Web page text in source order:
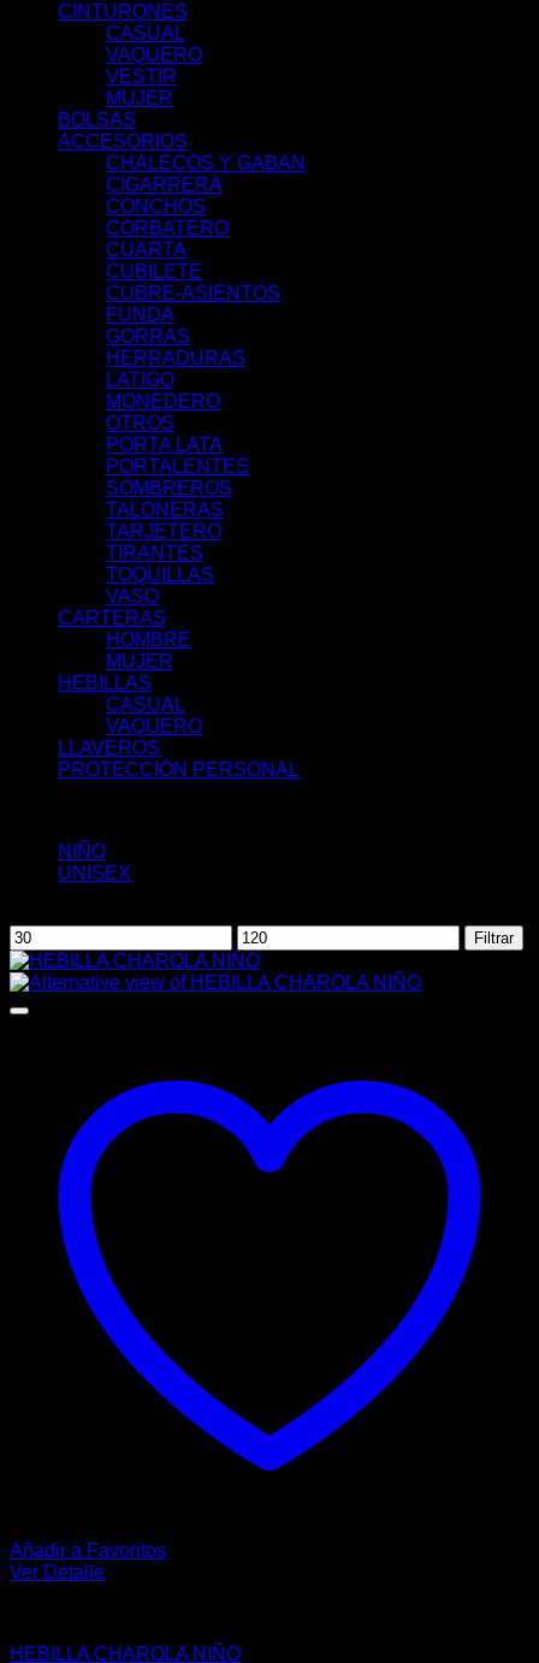
CINTURONES
CASUAL
VAQUERO
VESTIR
MUJER
BOLSAS
ACCESORIOS
CHALECOS Y GABAN
CIGARRERA
CONCHOS
CORBATERO
CUARTA
CUBILETE
CUBRE-ASIENTOS
FUNDA
GORRAS
HERRADURAS
LATIGO
MONEDERO
OTROS
PORTA LATA
PORTALENTES
SOMBREROS
TALONERAS
TARJETERO
TIRANTES
TOQUILLAS
VASO
CARTERAS
HOMBRE
MUJER
HEBILLAS
CASUAL
VAQUERO
LLAVEROS
PROTECCIÓN PERSONAL
NIÑO
UNISEX
Precio
mínimo
Precio
máximo
Filtrar
Añadir a Favoritos
Ver Detalle
HEBILLA CHAROLA NIÑO